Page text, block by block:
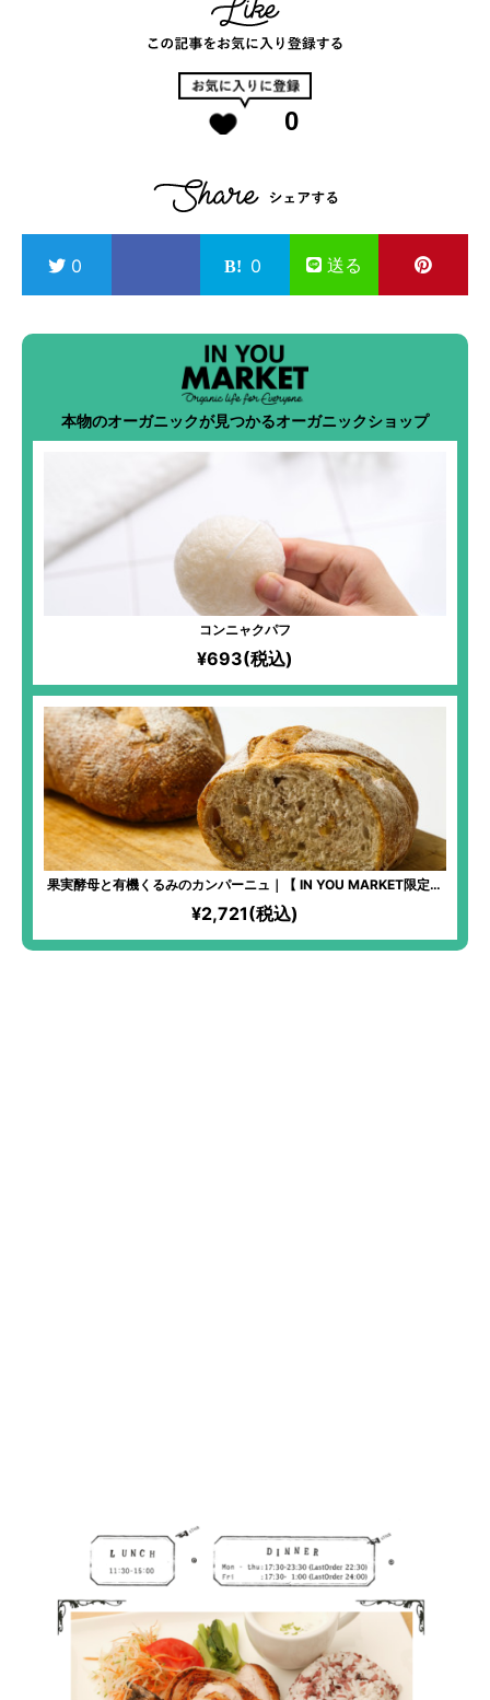
0
0 0 送る
本物のオーガニックが見つかるオーガニックショップ
コンニャクパフ
¥693(税込)
果実酵母と有機くるみのカンパーニュ｜【 IN YOU MARKET限定】
化学物質過敏症の方も安心して食べられるパンを！全原材料有機！
湧き水「景勝清水」と高価ななずなの塩を使用するほどのこだわり
ぶり！季節の果実を使った、自家製果実酵母を使用！
¥2,721(税込)